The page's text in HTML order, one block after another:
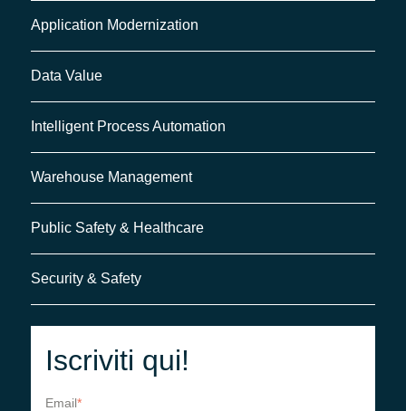
Application Modernization
Data Value
Intelligent Process Automation
Warehouse Management
Public Safety & Healthcare
Security & Safety
Iscriviti qui!
Email*